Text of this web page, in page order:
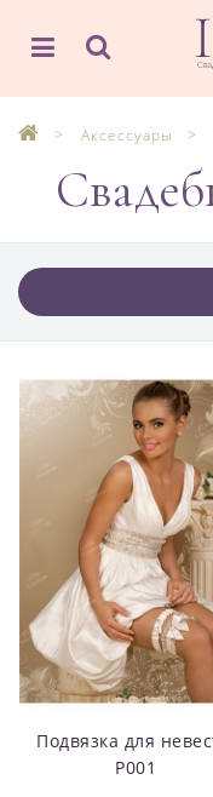
Аксессуары
Подвязка для
P001